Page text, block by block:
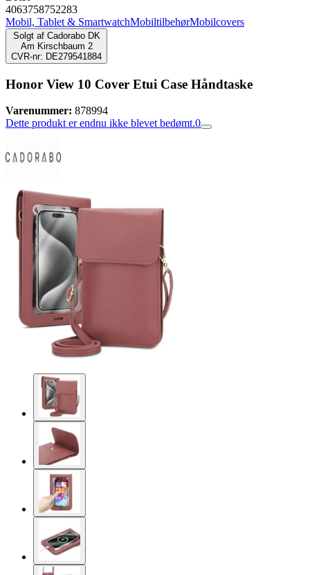
4063758752283
Mobil, Tablet & SmartwatchMobiltilbehørMobilcovers
Solgt af Cadorabo DK
Am Kirschbaum 2
CVR-nr: DE279541884
Honor View 10 Cover Etui Case Håndtaske
Varenummer: 878994
Dette produkt er endnu ikke blevet bedømt.0